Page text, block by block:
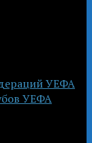
УЕФА
УЕФА